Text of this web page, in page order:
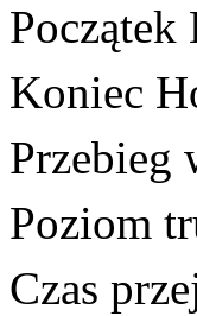
Koniec
Przebieg
Poziom
Czas